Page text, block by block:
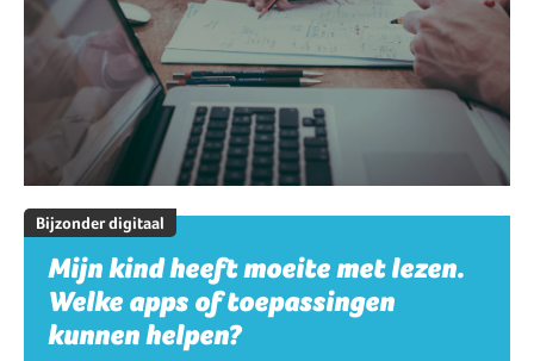
Bijzonder digitaal
Mijn kind heeft moeite met lezen.
Welke apps of toepassingen
kunnen helpen?